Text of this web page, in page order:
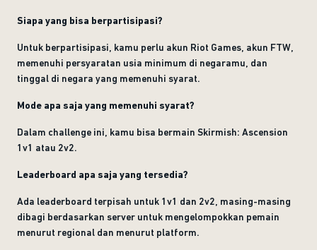
Siapa yang bisa berpartisipasi?
Untuk berpartisipasi, kamu perlu akun Riot Games, akun FTW,
memenuhi persyaratan usia minimum di negaramu, dan
tinggal di negara yang memenuhi syarat.
Mode apa saja yang memenuhi syarat?
Dalam challenge ini, kamu bisa bermain Skirmish: Ascension
1v1 atau 2v2.
Leaderboard apa saja yang tersedia?
Ada leaderboard terpisah untuk 1v1 dan 2v2, masing-masing
dibagi berdasarkan server untuk mengelompokkan pemain
menurut regional dan menurut platform.